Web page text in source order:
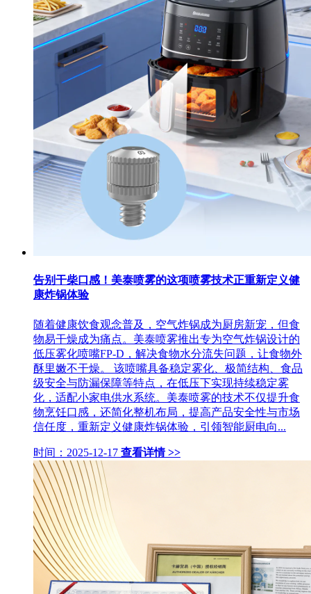
告别干柴口感！美泰喷雾的这项喷雾技术正重新定义健
康炸锅体验
随着健康饮食观念普及，空气炸锅成为厨房新宠，但食
物易干燥成为痛点。美泰喷雾推出专为空气炸锅设计的
低压雾化喷嘴FP-D，解决食物水分流失问题，让食物外
酥里嫩不干燥。 该喷嘴具备稳定雾化、极简结构、食品
级安全与防漏保障等特点，在低压下实现持续稳定雾
化，适配小家电供水系统。美泰喷雾的技术不仅提升食
物烹饪口感，还简化整机布局，提高产品安全性与市场
信任度，重新定义健康炸锅体验，引领智能厨电向...
时间：2025-12-17 查看详情 >>